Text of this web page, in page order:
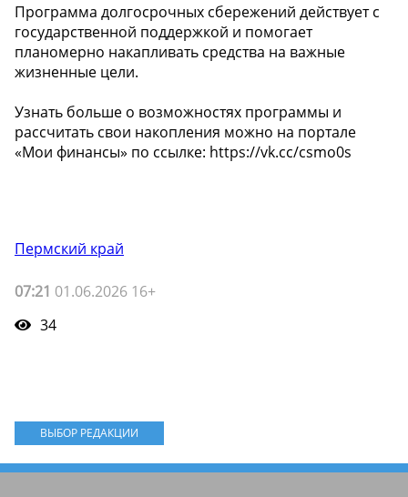
Программа долгосрочных сбережений действует с
государственной поддержкой и помогает
планомерно накапливать средства на важные
жизненные цели.
Узнать больше о возможностях программы и
рассчитать свои накопления можно на портале
«Мои финансы» по ссылке: https://vk.cc/csmo0s
Пермский край
07:21 01.06.2026 16+
34
ВЫБОР РЕДАКЦИИ